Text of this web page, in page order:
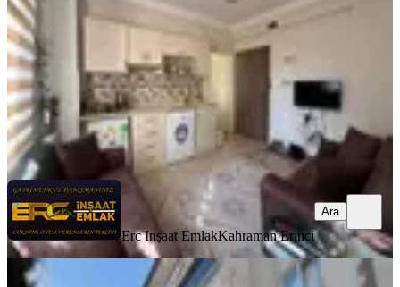
75 m²· 07.08.2026
Erc Inşaat EmlakKahraman Erinci
Ara
Erc Inşaat EmlakKahraman Erinci
Ara
YENİ